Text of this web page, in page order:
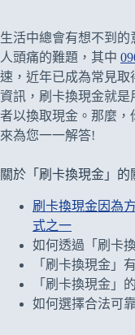
生活中總會有想不到
人頭痛的難題，其中
速，近年已成為常見取
資訊，刷卡換現金就
者以換取現金。那麼，
來為您一一解答!
關於「刷卡換現金」的
刷卡換現金因為
式之一
如何透過「刷卡
「刷卡換現金」
「刷卡換現金」
如何選擇合法可